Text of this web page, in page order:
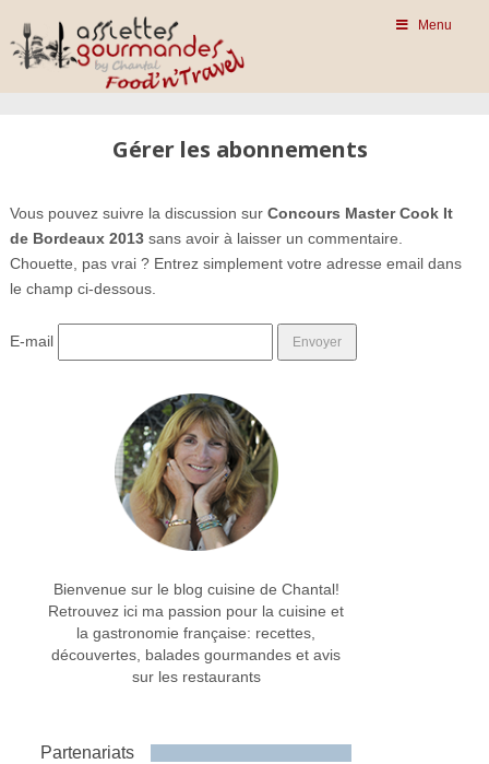
Menu
Gérer les abonnements
Vous pouvez suivre la discussion sur Concours Master Cook It
de Bordeaux 2013sans avoir à laisser un commentaire.
Chouette, pas vrai ? Entrez simplement votre adresse email dans
le champ ci-dessous.
E-mail
Bienvenue sur le blog cuisine de Chantal!
Retrouvez ici ma passion pour la cuisine et
la gastronomie française: recettes,
découvertes, balades gourmandes et avis
sur les restaurants
Partenariats